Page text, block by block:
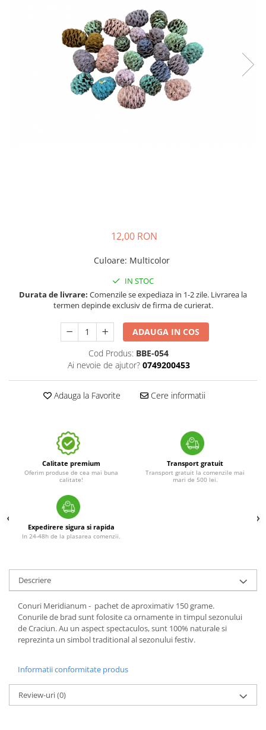
12,00 RON
Culoare: Multicolor
IN STOC
Durata de livrare: Comenzile se expediaza in 1-2 zile. Livrarea la
termen depinde exclusiv de firma de curierat.
ADAUGA IN COS
Cod Produs: BBE-054
Ai nevoie de ajutor? 0749200453
Adauga la Favorite Cere informatii
Calitate premium
Oferim produse de cea mai buna
calitate!
Transport gratuit
Transport gratuit la comenzile mai
mari de 500 lei.
Expedirere sigura si rapida
In 24-48h de la plasarea comenzii.
Descriere
Conuri Meridianum - pachet de aproximativ 150 grame.
Conurile de brad sunt folosite ca ornamente in timpul sezonului
de Craciun. Au un aspect spectaculos, sunt 100% naturale si
reprezinta un simbol traditional al sezonului festiv.
Informatii conformitate produs
Review-uri(0)